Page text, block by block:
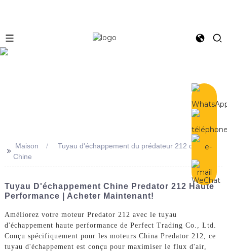
>> Maison
Tuyau d'échappement du prédateur 212 de
Chine
Tuyau D'échappement Chine Predator 212 Haute
Performance | Acheter Maintenant!
Améliorez votre moteur Predator 212 avec le tuyau
d'échappement haute performance de Perfect Trading Co., Ltd.
Conçu spécifiquement pour les moteurs China Predator 212, ce
tuyau d'échappement est conçu pour maximiser le flux d'air,